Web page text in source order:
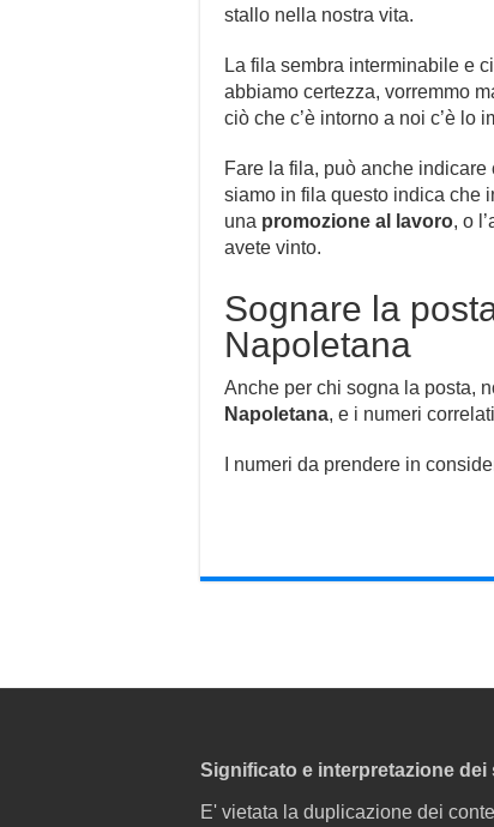
stallo nella nostra vita.
La fila sembra interminabile e
abbiamo certezza, vorremmo
ciò che c’è intorno a noi c’è lo
Fare la fila, può anche
siamo in fila questo indica che
una promozione al lavoro, o
avete vinto.
Sognare la
Napoletana
Anche per chi sogna la posta,
Napoletana, e i numeri
I numeri da prendere in
Significato e interpretazione
E' vietata la duplicazione dei